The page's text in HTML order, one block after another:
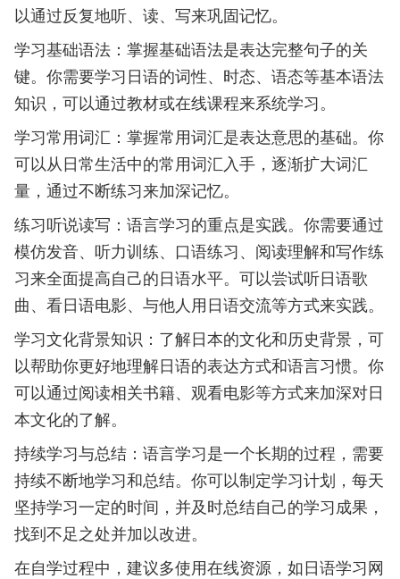
以通过反复地听、读、写来巩固记忆。
学习基础语法：掌握基础语法是表达完整句子的关
键。你需要学习日语的词性、时态、语态等基本语法
知识，可以通过教材或在线课程来系统学习。
学习常用词汇：掌握常用词汇是表达意思的基础。你
可以从日常生活中的常用词汇入手，逐渐扩大词汇
量，通过不断练习来加深记忆。
练习听说读写：语言学习的重点是实践。你需要通过
模仿发音、听力训练、口语练习、阅读理解和写作练
习来全面提高自己的日语水平。可以尝试听日语歌
曲、看日语电影、与他人用日语交流等方式来实践。
学习文化背景知识：了解日本的文化和历史背景，可
以帮助你更好地理解日语的表达方式和语言习惯。你
可以通过阅读相关书籍、观看电影等方式来加深对日
本文化的了解。
持续学习与总结：语言学习是一个长期的过程，需要
持续不断地学习和总结。你可以制定学习计划，每天
坚持学习一定的时间，并及时总结自己的学习成果，
找到不足之处并加以改进。
在自学过程中，建议多使用在线资源，如日语学习网